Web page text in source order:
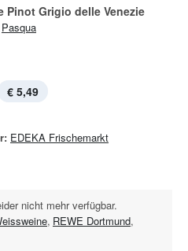
Pinot Grigio delle Venezie
Pasqua
€ 5,49
EDEKA Frischemarkt
nicht mehr verfügbar.
, REWE Dortmund,